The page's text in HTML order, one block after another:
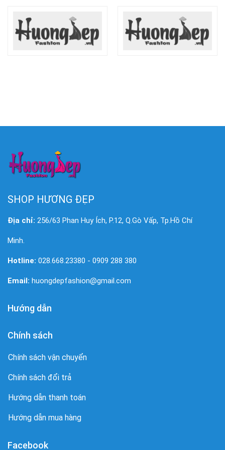
SHOP HƯƠNG ĐẸP
Địa chỉ: 256/63 Phan Huy Ích, P.12, Q.Gò Vấp, Tp.Hồ Chí
Minh.
Hotline: 028.668.23380 - 0909 288 380
Email: huongdepfashion@gmail.com
Hướng dẫn
Chính sách
Chính sách vận chuyển
Chính sách đổi trả
Hướng dẫn thanh toán
Hướng dẫn mua hàng
Facebook